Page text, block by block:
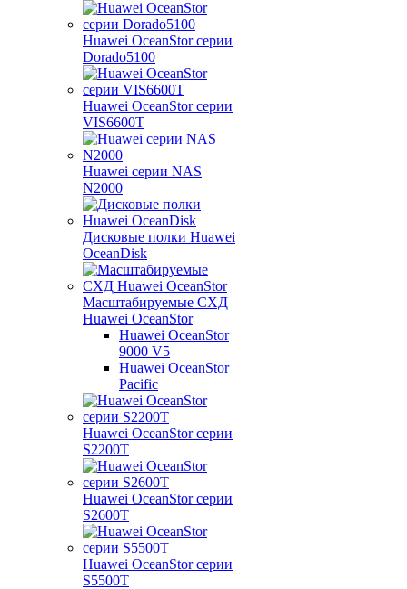
Huawei OceanStor серии
Dorado5100
Huawei OceanStor серии
VIS6600T
Huawei серии NAS
N2000
Дисковые полки Huawei
OceanDisk
Масштабируемые СХД
Huawei OceanStor
Huawei OceanStor
9000 V5
Huawei OceanStor
Pacific
Huawei OceanStor серии
S2200T
Huawei OceanStor серии
S2600T
Huawei OceanStor серии
S5500T